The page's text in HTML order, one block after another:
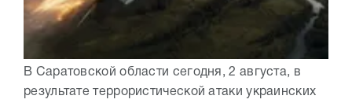
В Саратовской области сегодня, 2 августа, в
результате террористической атаки украинских